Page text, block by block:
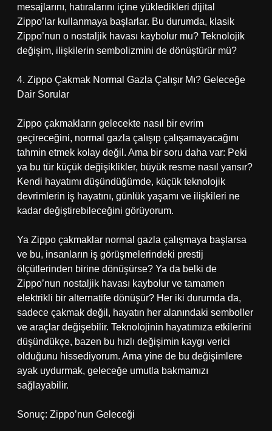
mesajlarını, hatıralarını içine yükledikleri dijital
Zippo’lar kullanmaya başlarlar. Bu durumda, klasik
Zippo’nun o nostaljik havası kaybolur mu? Teknolojik
değişim, ilişkilerin sembolizmini de dönüştürür mü?
4. Zippo Çakmak Normal Gazla Çalışır Mı? Geleceğe
Dair Sorular
Zippo çakmakların gelecekte nasıl bir evrim
geçireceğini, normal gazla çalışıp çalışamayacağını
tahmin etmek kolay değil. Ama bir soru daha var: Peki
ya bu tür küçük değişiklikler, büyük resme nasıl yansır?
Kendi hayatımı düşündüğümde, küçük teknolojik
devrimlerin iş hayatını, günlük yaşamı ve ilişkileri ne
kadar değiştirebileceğini görüyorum.
Ya Zippo çakmaklar normal gazla çalışmaya başlarsa
ve bu, insanların iş görüşmelerindeki prestij
ölçütlerinden birine dönüşürse? Ya da belki de
Zippo’nun nostaljik havası kaybolur ve tamamen
elektrikli bir alternatife dönüşür? Her iki durumda da,
sadece çakmak değil, hayatın her alanındaki semboller
ve araçlar değişebilir. Teknolojinin hayatımıza etkilerini
düşündükçe, bazen bu hızlı değişimin kaygı verici
olduğunu hissediyorum. Ama yine de bu değişimlere
ayak uydurmak, geleceğe umutla bakmamızı
sağlayabilir.
Sonuç: Zippo’nun Geleceği